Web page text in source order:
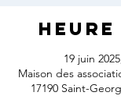
19 juin
Maison des
17190 Saint-